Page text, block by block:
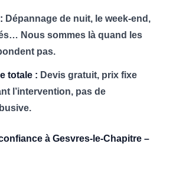
Dépannage de nuit, le week-end,
Nous sommes là quand les
pas.
totale : Devis gratuit, prix fixe
l’intervention, pas de
à Gesvres-le-Chapitre –